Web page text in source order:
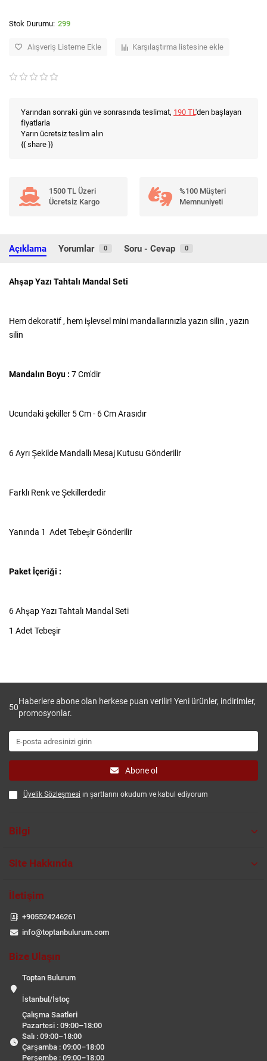
299
Alışveriş Listeme Ekle Karşılaştırma listesine ekle
Yarından sonraki gün ve sonrasında teslimat, 190 TL'den başlayan
fiyatlarla
Yarın ücretsiz teslim alın
{{ share }}
1500 TL Üzeri
Ücretsiz Kargo
%100 Müşteri
Memnuniyeti
Açıklama Yorumlar 0 Soru - Cevap 0
Ahşap Yazı Tahtalı Mandal Seti
Hem dekoratif , hem işlevsel mini mandallarınızla yazın silin , yazın
silin
Mandalın Boyu : 7 Cm'dir
Ucundaki şekiller 5 Cm - 6 Cm Arasıdır
6 Ayrı Şekilde Mandallı Mesaj Kutusu Gönderilir
Farklı Renk ve Şekillerdedir
Yanında 1 Adet Tebeşir Gönderilir
Paket İçeriği :
6 Ahşap Yazı Tahtalı Mandal Seti
1 Adet Tebeşir
50
Haberlere abone olan herkese puan verilir! Yeni ürünler, indirimler,
promosyonlar.
Abone ol
Üyelik Sözleşmesi ın şartlarını okudum ve kabul ediyorum
Bilgi
Site Hakkında
İletişim
+905524246261
info@toptanbulurum.com
Bize Ulaşın
Toptan Bulurum
İstanbul/İstoç
Çalışma Saatleri
Pazartesi : 09:00–18:00
Salı : 09:00–18:00
Çarşamba : 09:00–18:00
Perşembe : 09:00–18:00